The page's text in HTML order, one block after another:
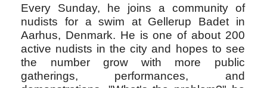
Every Sunday, he joins a community of
nudists for a swim at Gellerup Badet in
Aarhus, Denmark. He is one of about 200
active nudists in the city and hopes to see
the number grow with more public
gatherings, performances, and